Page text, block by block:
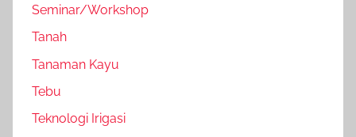
Seminar/Workshop
Tanah
Tanaman Kayu
Tebu
Teknologi Irigasi